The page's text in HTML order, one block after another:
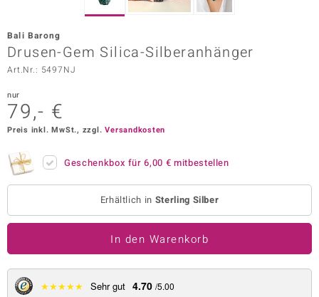
Vogue
Paraíso
Collection
Bali Barong
Drusen-Gem Silica-Silberanhänger
Art.Nr.: 5497NJ
nur
79,- €
Preis inkl. MwSt., zzgl.Versandkosten
Geschenkbox für6,00 € mitbestellen
Erhältlich in Sterling Silber
In den Warenkorb
★★★★★ Sehr gut 4.70 /5.00